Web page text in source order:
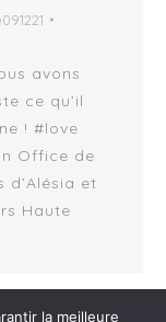
avons
ce qu’il
! #love
Office de
et
Haute
la meilleure